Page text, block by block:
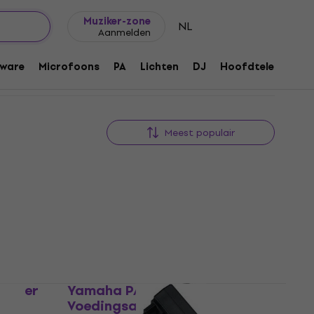
Muziker-zone
Aanmelden NL
Microfoons PA Lichten DJ Hoofdtelefoons
Meest populair
Yamaha PA 130 B
Voedingsadapter